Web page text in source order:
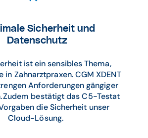
Sicherheit und
Datenschutz
ist ein sensibles Thema,
in Zahnarztpraxen. CGM XDENT
Anforderungen gängiger
Zudem bestätigt das C5-Testat
die Sicherheit unser
Cloud-Lösung.